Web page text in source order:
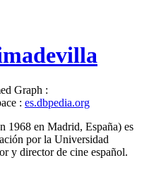
Graph :
: es.dbpedia.org
1968 en Madrid, España) es
por la Universidad
y director de cine español.